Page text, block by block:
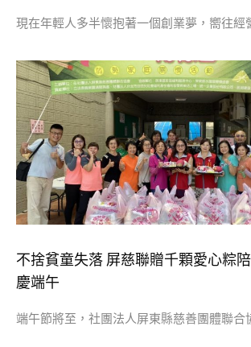
現在年輕人多半懷抱著一個創業夢，嚮往經
不捨貧童失落 屏慈聯贈千顆愛心粽
慶端午
端午節將至，社團法人屏東縣慈善團體聯合